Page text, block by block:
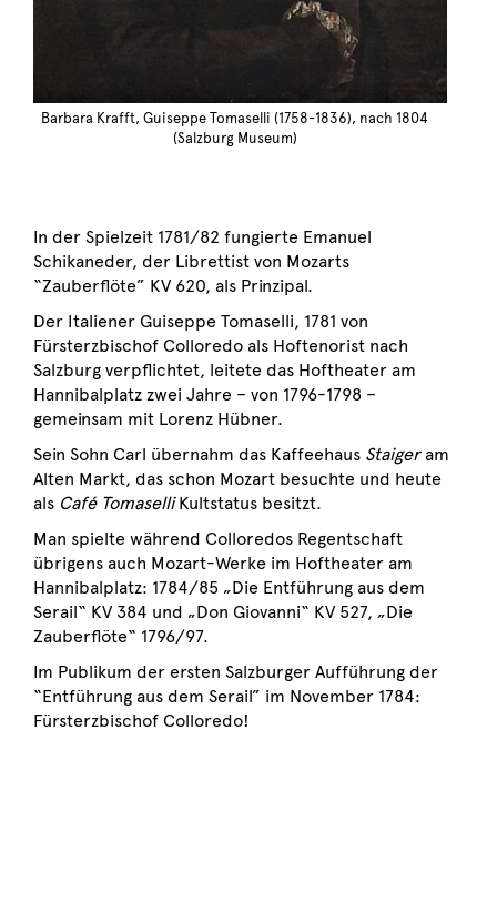
Barbara Krafft, Guiseppe Tomaselli (1758-1836), nach 1804
(Salzburg Museum)
In der Spielzeit 1781/82 fungierte Emanuel
Schikaneder, der Librettist von Mozarts
“Zauberflöte” KV 620, als Prinzipal.
Der Italiener Guiseppe Tomaselli, 1781 von
Fürsterzbischof Colloredo als Hoftenorist nach
Salzburg verpflichtet, leitete das Hoftheater am
Hannibalplatz zwei Jahre – von 1796-1798 –
gemeinsam mit Lorenz Hübner.
Sein Sohn Carl übernahm das Kaffeehaus Staiger am
Alten Markt, das schon Mozart besuchte und heute
als Café TomaselliKultstatus besitzt.
Man spielte während Colloredos Regentschaft
übrigens auch Mozart-Werke im Hoftheater am
Hannibalplatz: 1784/85 „Die Entführung aus dem
Serail“ KV 384 und „Don Giovanni“ KV 527, „Die
Zauberflöte“ 1796/97.
Im Publikum der ersten Salzburger Aufführung der
“Entführung aus dem Serail” im November 1784:
Fürsterzbischof Colloredo!